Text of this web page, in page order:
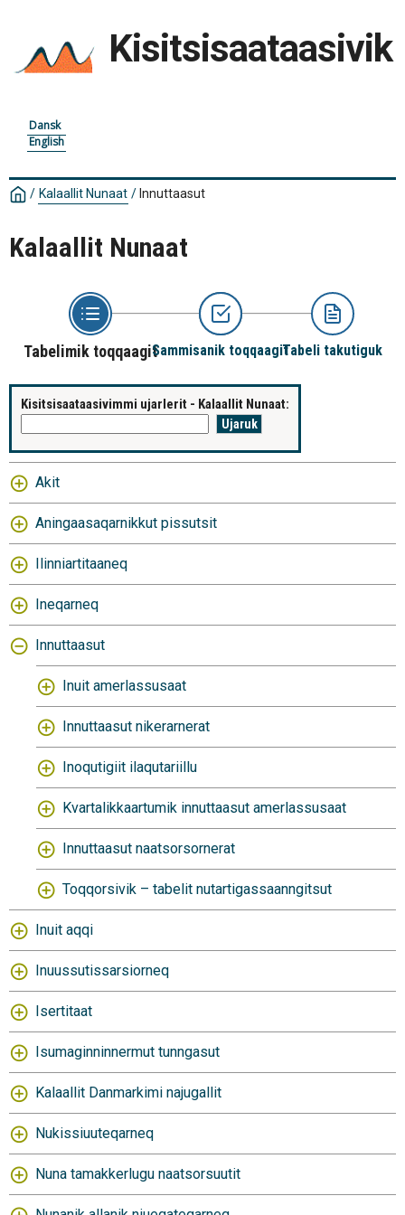
Kisitsisaataasivik
Dansk
English
/ Kalaallit Nunaat / Innuttaasut
Kalaallit Nunaat
Tabelimik toqqaagitSammisanik toqqaagitTabeli takutiguk
Kisitsisaataasivimmi ujarlerit - Kalaallit Nunaat:
Akit
Aningaasaqarnikkut pissutsit
Ilinniartitaaneq
Ineqarneq
Innuttaasut
Inuit amerlassusaat
Innuttaasut nikerarnerat
Inoqutigiit ilaqutariillu
Kvartalikkaartumik innuttaasut amerlassusaat
Innuttaasut naatsorsornerat
Toqqorsivik – tabelit nutartigassaanngitsut
Inuit aqqi
Inuussutissarsiorneq
Isertitaat
Isumaginninnermut tunngasut
Kalaallit Danmarkimi najugallit
Nukissiuuteqarneq
Nuna tamakkerlugu naatsorsuutit